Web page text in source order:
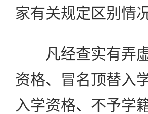
家有关规定区别情
凡经查实有弄虚
资格、冒名顶替入
入学资格、不予学